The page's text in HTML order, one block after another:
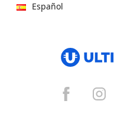
Español